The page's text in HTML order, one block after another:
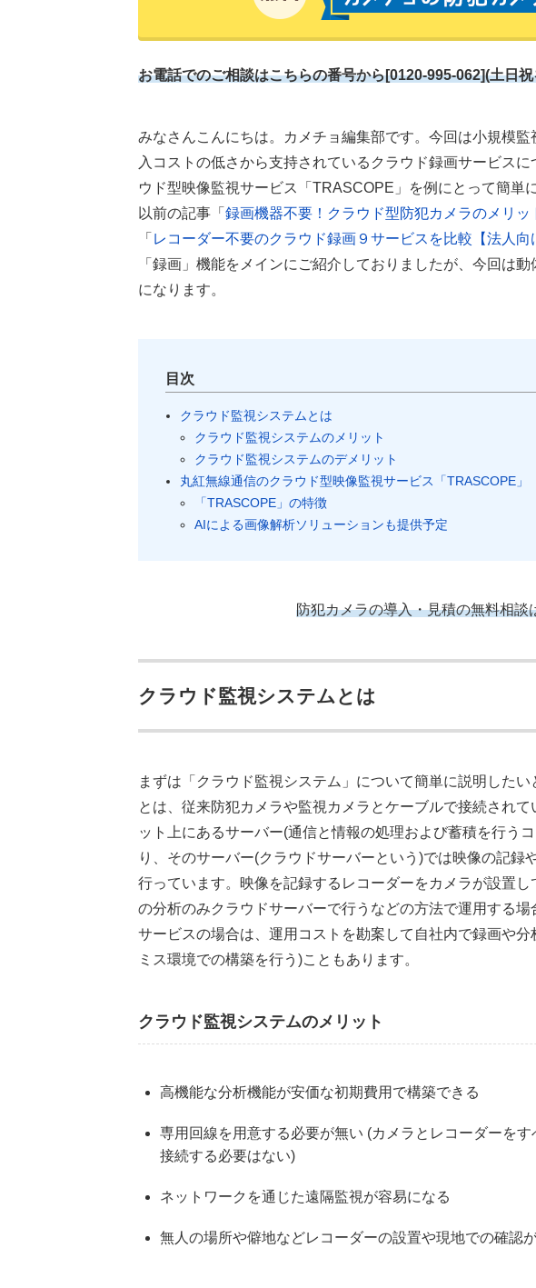
お電話でのご相談はこちらの番号から[0120-995-062](土日
みなさんこんにちは。カメチョ編集部です。今回は小規模
入コストの低さから支持されているクラウド録画サービス
ウド型映像監視サービス「TRASCOPE」を例にとって簡単
以前の記事「 録画機器不要！クラウド型防犯カメラのメリッ
「 レコーダー不要のクラウド録画９サービスを比較【法人向
「録画」機能をメインにご紹介しておりましたが、今回は
になります。
目次
クラウド監視システムとは
クラウド監視システムのメリット
クラウド監視システムのデメリット
丸紅無線通信のクラウド型映像監視サービス「TRASCOPE」
「TRASCOPE」の特徴
AIによる画像解析ソリューションも提供予定
防犯カメラの導入・見積の無料相談
クラウド監視システムとは
まずは「クラウド監視システム」について簡単に説明した
とは、従来防犯カメラや監視カメラとケーブルで接続され
ット上にあるサーバー(通信と情報の処理および蓄積を行う
り、そのサーバー(クラウドサーバーという)では映像の記録
行っています。映像を記録するレコーダーをカメラが設置
の分析のみクラウドサーバーで行うなどの方法で運用する
サービスの場合は、運用コストを勘案して自社内で録画や
ミス環境での構築を行う)こともあります。
クラウド監視システムのメリット
高機能な分析機能が安価な初期費用で構築できる
専用回線を用意する必要が無い (カメラとレコーダーを
接続する必要はない)
ネットワークを通じた遠隔監視が容易になる
無人の場所や僻地などレコーダーの設置や現地での確認